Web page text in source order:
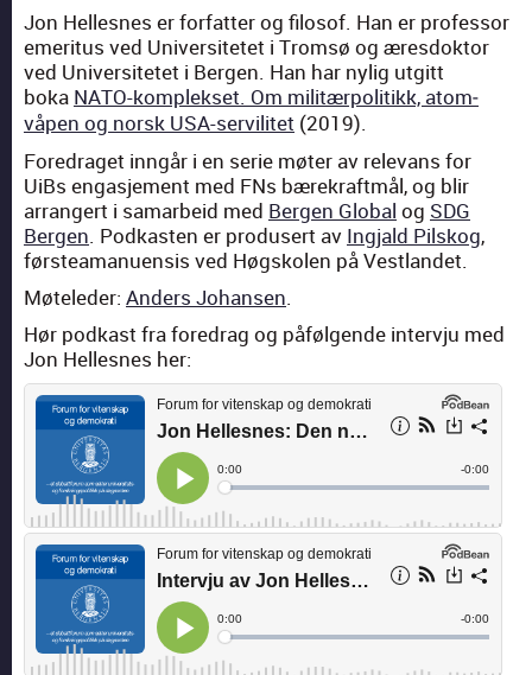
Jon Hellesnes er for­fat­ter og filosof. Han er pro­fes­sor
emer­i­tus ved Uni­ver­sitetet i Trom­sø og æres­dok­tor
ved Uni­ver­sitetet i Bergen. Han har nylig utgitt
boka NATO-kom­plek­set. Om mil­itær­poli­tikk, atom­
våpen og norsk USA-ser­vilitet (2019).
Fore­draget inngår i en serie møter av rel­e­vans for
UiBs engas­je­ment med FNs bærekraft­mål, og blir
arrangert i samar­beid med Bergen Glob­al og SDG
Bergen. Pod­kas­ten er pro­dusert av Ing­jald Pil­skog,
førstea­manu­en­sis ved Høgskolen på Vest­landet.
Møteled­er: Anders Johansen.
Hør pod­kast fra fore­drag og påføl­gende inter­vju med
Jon Hellesnes her: